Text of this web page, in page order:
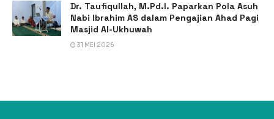
Dr. Taufiqullah, M.Pd.I. Paparkan Pola Asuh
Nabi Ibrahim AS dalam Pengajian Ahad Pagi
Masjid Al-Ukhuwah
31 MEI 2026